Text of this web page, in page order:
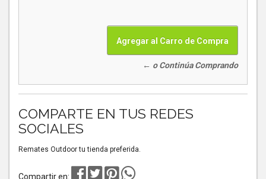
← o Continúa Comprando
COMPARTE EN TUS REDES
SOCIALES
Remates Outdoor tu tienda preferida.
Compartir en: